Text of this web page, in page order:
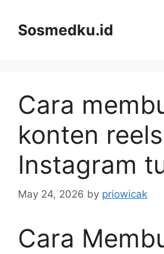
contentSosmedku.id
Cara
konten reels
Instagram
May 24, 2026 by priowicak
Cara